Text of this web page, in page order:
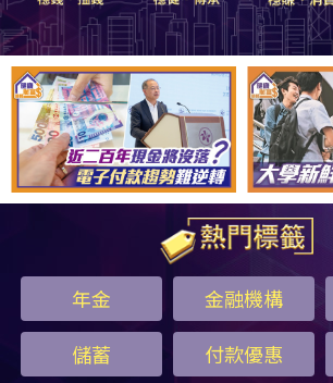
年金 金融機構
儲蓄
付款優惠